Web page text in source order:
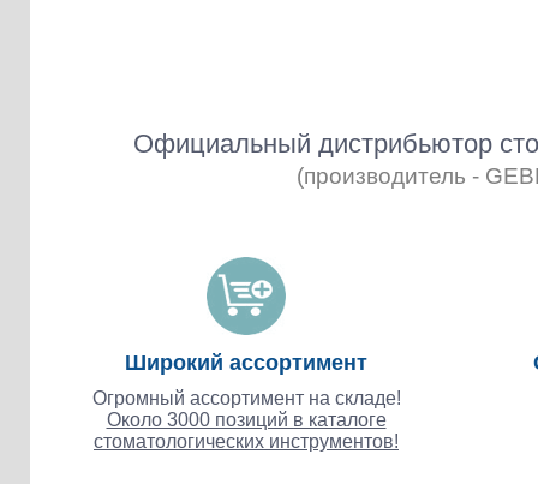
Официальный дистрибьютор
(производитель -
Широкий ассортимент
Огромный ассортимент на складе!
Около 3000 позиций в каталоге
стоматологических инструментов!